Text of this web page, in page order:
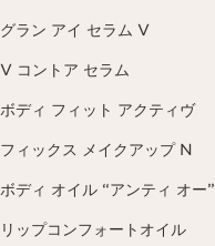
グラン アイ セラム V
V コントア セラム
ボディ フィット アクティヴ
フィックス メイクアップ N
ボディ オイル “アンティ オー”
リップコンフォートオイル